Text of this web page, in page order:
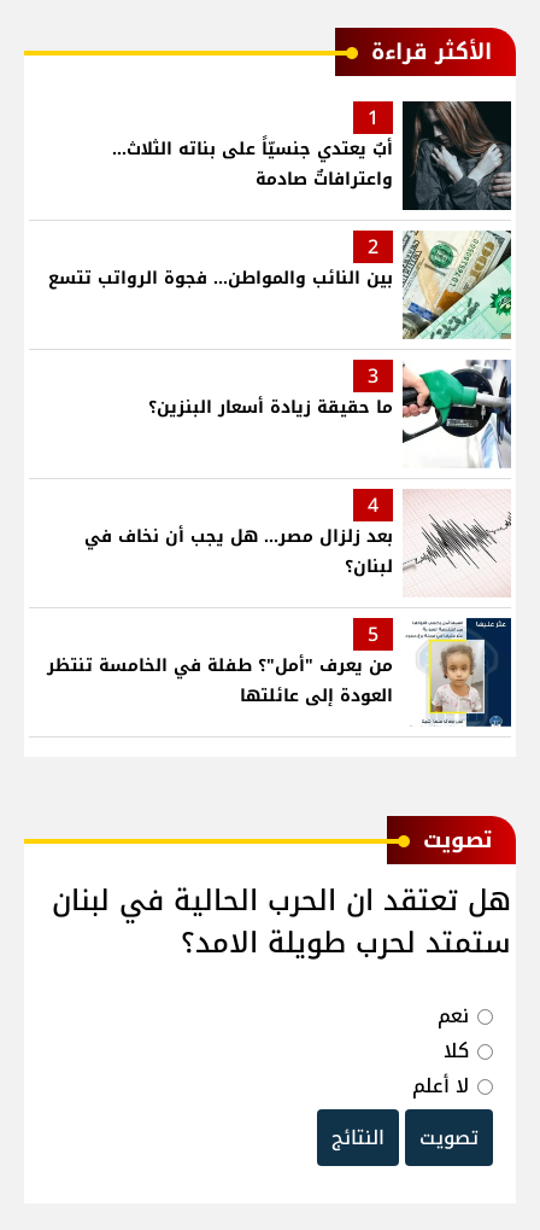
الأكثر قراءة
1
أبٌ يعتدي جنسيّاً على بناته الثلاث…
واعترافاتٌ صادمة
2
بين النائب والمواطن... فجوة الرواتب تتسع
3
ما حقيقة زيادة أسعار البنزين؟
4
بعد زلزال مصر... هل يجب أن نخاف في
لبنان؟
5
من يعرف "أمل"؟ طفلة في الخامسة تنتظر
العودة إلى عائلتها
ﺗﺼﻮﻳﺖ
هل تعتقد ان الحرب الحالية في لبنان
ستمتد لحرب طويلة الامد؟
نعم
كلا
لا أعلم
تصويت
النتائج